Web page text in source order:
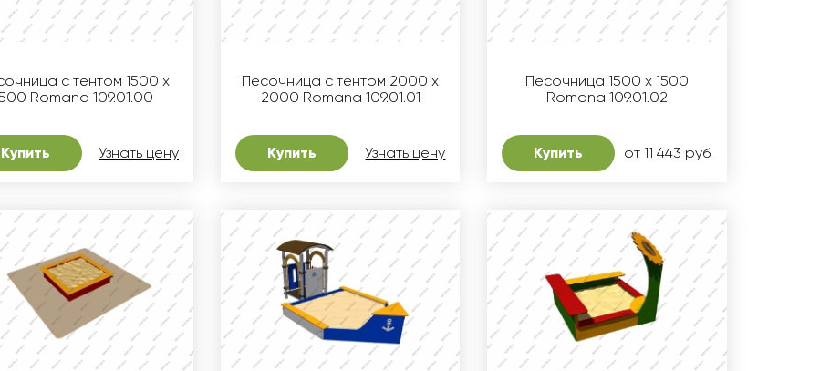
с тентом 1500 х
Romana 109.01.00
Купить Узнать цену
Песочница с тентом 2000 х
2000 Romana 109.01.01
Купить Узнать цену
Песочница 1500 х 1500
Romana 109.01.02
Купить от 11 443 руб.